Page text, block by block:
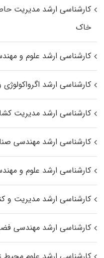
کارشناسی ارشد مدیریت
خاک
کارشناسی ارشد علوم و
کارشناسی ارشد
کارشناسی ارشد مدیریت
کارشناسی ارشد مهندسی
کارشناسی ارشد علوم و
کارشناسی ارشد مدیریت و
کارشناسی ارشد مهندسی